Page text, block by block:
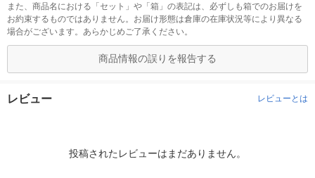
また、商品名における「セット」や「箱」の表記は、必ずしも箱でのお届けを
お約束するものではありません。お届け形態は倉庫の在庫状況等により異なる
場合がございます。あらかじめご了承ください。
商品情報の誤りを報告する
レビュー レビューとは
投稿されたレビューはまだありません。